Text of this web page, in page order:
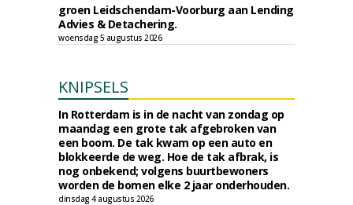
groen Leidschendam-Voorburg aan Lending
Advies & Detachering.
woensdag 5 augustus 2026
KNIPSELS
In Rotterdam is in de nacht van zondag op
maandag een grote tak afgebroken van
een boom. De tak kwam op een auto en
blokkeerde de weg. Hoe de tak afbrak, is
nog onbekend; volgens buurtbewoners
worden de bomen elke 2 jaar onderhouden.
dinsdag 4 augustus 2026